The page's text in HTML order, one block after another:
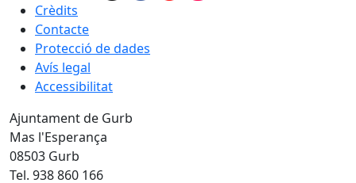
Crèdits
Contacte
Protecció de dades
Avís legal
Accessibilitat
Ajuntament de Gurb
Mas l'Esperança
08503 Gurb
Tel. 938 860 166